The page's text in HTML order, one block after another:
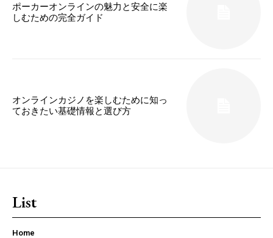
ポーカーオンラインの魅力と安全に楽
しむための完全ガイド
オンラインカジノを楽しむために知っ
ておきたい基礎情報と選び方
List
Home